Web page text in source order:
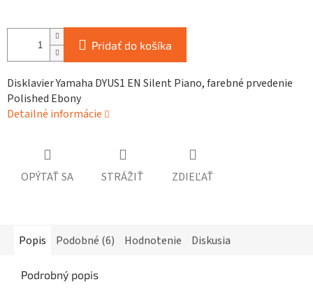
Pridať do košíka
Disklavier Yamaha DYUS1 EN Silent Piano, farebné prvedenie
Polished Ebony
Detailné informácie
OPÝTAŤ SA STRÁŽIŤ ZDIEĽAŤ
Popis Podobné (6) Hodnotenie Diskusia
Podrobný popis